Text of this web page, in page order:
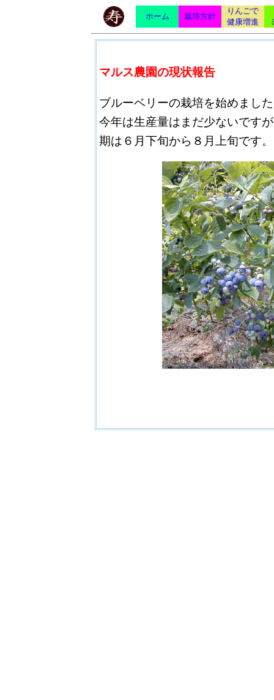
ホーム 栽培方針
りんごで
健康増進
マルス農園の現状報告
ブルーベリーの栽培を始めまし
今年は生産量はまだ少ないです
期は６月下旬から８月上旬です。